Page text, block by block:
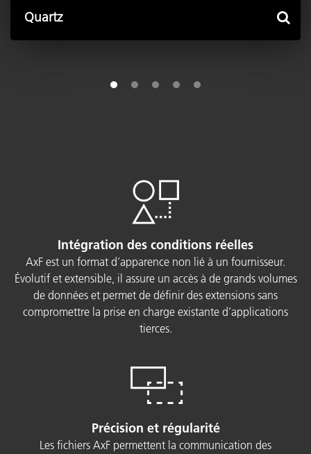
Quartz
Intégration des conditions réelles
AxF est un format d’apparence non lié à un fournisseur.
Évolutif et extensible, il assure un accès à de grands volumes
de données et permet de définir des extensions sans
compromettre la prise en charge existante d’applications
tierces.
Précision et régularité
Les fichiers AxF permettent la communication des